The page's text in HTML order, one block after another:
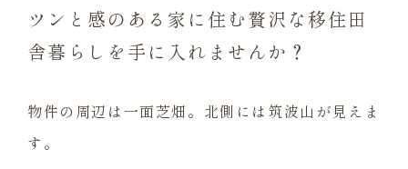
ツンと感のある家に住む贅沢な移住田
舎暮らしを手に入れませんか？
物件の周辺は一面芝畑。北側には筑波山が見えま
す。